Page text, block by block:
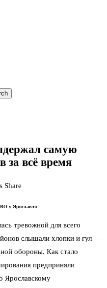
самую
за всё время
Share
у Ярославля
тревожной для всего
слышали хлопки и гул —
обороны. Как стало
предприняли
Ярославскому